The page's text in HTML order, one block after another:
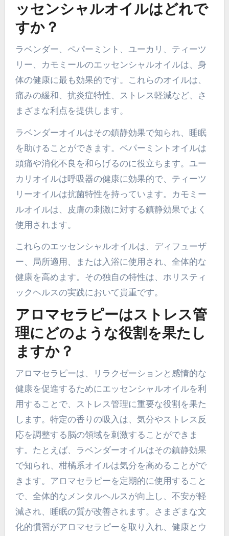
ッセンシャルオイルはどれで
すか？
ラベンダー、ペパーミント、ユーカリ、ティーツ
リー、カモミールのエッセンシャルオイルは、身
体の健康に最も効果的です。これらのオイルは、
痛みの緩和、抗炎症特性、ストレス軽減など、さ
まざまな利点を提供します。
ラベンダーオイルはその鎮静効果で知られ、睡眠
を助けることができます。ペパーミントオイルは
頭痛や消化不良を和らげるのに役立ちます。ユー
カリオイルは呼吸器の健康に効果的で、ティーツ
リーオイルは抗菌特性を持っています。カモミー
ルオイルは、皮膚の刺激に対する鎮静効果でよく
使用されます。
これらのエッセンシャルオイルは、ディフューザ
ー、局所適用、または入浴に使用され、全体的な
健康を高めます。その独自の特性は、ホリスティ
ックヘルスの実践において貴重です。
アロマセラピーはストレス管
理にどのような役割を果たし
ますか？
アロマセラピーは、リラクゼーションと感情的な
健康を促進するためにエッセンシャルオイルを利
用することで、ストレス管理に重要な役割を果た
します。特定の香りの吸入は、気分やストレス反
応を調整する脳の領域を刺激することができま
す。たとえば、ラベンダーオイルはその鎮静効果
で知られ、柑橘系オイルは気分を高めることがで
きます。アロマセラピーを定期的に使用すること
で、全体的なメンタルヘルスが向上し、不安が軽
減され、睡眠の質が改善されます。さまざまな文
化的慣習がアロマセラピーを取り入れ、健康とウ